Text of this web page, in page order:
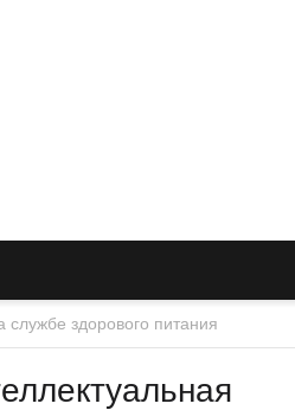
службе здорового питания